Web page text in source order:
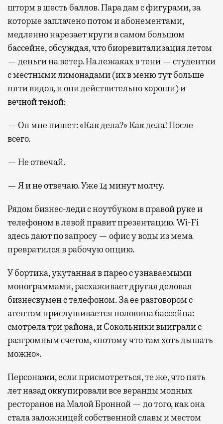
шторм в шесть баллов. Пара дам с фигурами, за
которые заплачено потом и абонементами,
медленно нарезает круги в самом большом
бассейне, обсуждая, что биоревитализация летом
— деньги на ветер. На лежаках в тени — студентки
с местными лимонадами (их в меню тут больше
пяти видов, и они действительно хороши) и
вечной темой:
— Он мне пишет: «Как дела?» Как дела! После
всего.
— Не отвечай.
— Я и не отвечаю. Уже 14 минут молчу.
Рядом бизнес-леди с ноутбуком в правой руке и
телефоном в левой правит презентацию. Wi-Fi
здесь дают по запросу — офис у воды из мема
превратился в рабочую опцию.
У бортика, укутанная в парео с узнаваемыми
монограммами, расхаживает другая деловая
бизнесвумен с телефоном. За ее разговором с
агентом прислушивается половина бассейна:
смотрела три района, и Сокольники выиграли с
разгромным счетом, «потому что там хоть дышать
можно».
Персонажи, если присмотреться, те же, что пять
лет назад оккупировали все веранды модных
ресторанов на Малой Бронной — до того, как она
стала заложницей собственной славы и местом